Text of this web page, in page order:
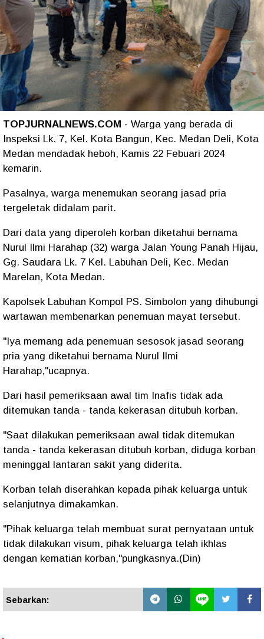
TOPJURNALNEWS.COM - Warga yang berada di
Inspeksi Lk. 7, Kel. Kota Bangun, Kec. Medan Deli, Kota
Medan mendadak heboh, Kamis 22 Febuari 2024
kemarin.
Pasalnya, warga menemukan seorang jasad pria
tergeletak didalam parit.
Dari data yang diperoleh korban diketahui bernama
Nurul Ilmi Harahap (32) warga Jalan Young Panah Hijau,
Gg. Saudara Lk. 7 Kel. Labuhan Deli, Kec. Medan
Marelan, Kota Medan.
Kapolsek Labuhan Kompol PS. Simbolon yang dihubungi
wartawan membenarkan penemuan mayat tersebut.
"Iya memang ada penemuan sesosok jasad seorang
pria yang diketahui bernama Nurul Ilmi
Harahap,"ucapnya.
Dari hasil pemeriksaan awal tim Inafis tidak ada
ditemukan tanda - tanda kekerasan ditubuh korban.
"Saat dilakukan pemeriksaan awal tidak ditemukan
tanda - tanda kekerasan ditubuh korban, diduga korban
meninggal lantaran sakit yang diderita.
Korban telah diserahkan kepada pihak keluarga untuk
selanjutnya dimakamkan.
"Pihak keluarga telah membuat surat pernyataan untuk
tidak dilakukan visum, pihak keluarga telah ikhlas
dengan kematian korban,"pungkasnya.(Din)
Sebarkan: